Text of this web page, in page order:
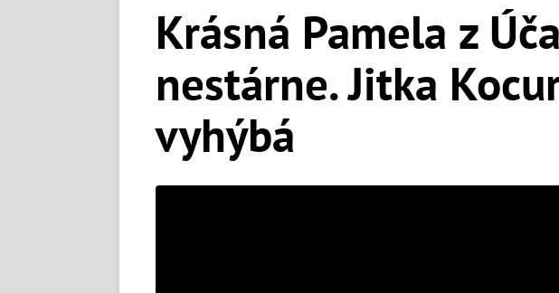
Krásná Pamela z
nestárne. Jitka
vyhýbá